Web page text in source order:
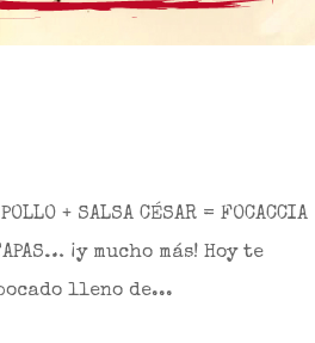
+ SALSA CÉSAR = FOCACCIA
¡y mucho más! Hoy te
bocado lleno de...